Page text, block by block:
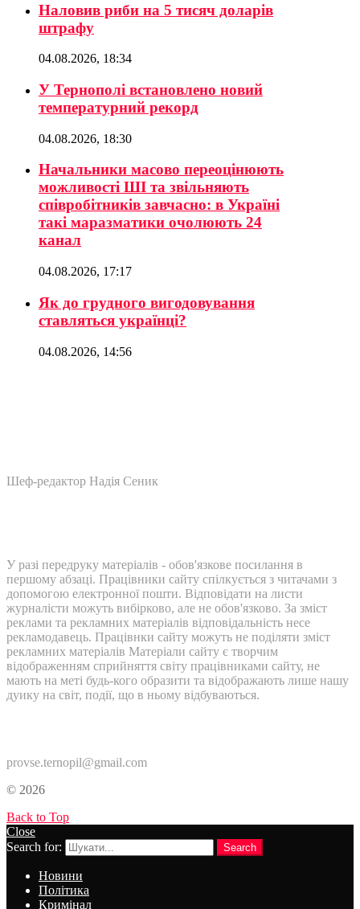
Наловив риби на 5 тисяч доларів
штрафу
04.08.2026, 18:34
У Тернополі встановлено новий
температурний рекорд
04.08.2026, 18:30
Начальники масово переоцінюють
можливості ШІ та звільняють
співробітників завчасно: в Україні
такі маразматики очолюють 24
канал
04.08.2026, 17:17
Як до грудного вигодовування
ставляться українці?
04.08.2026, 14:56
Шеф-редактор Надія Сеник
У разі передруку матеріалів - обов'язкове посилання в
першому абзаці. Працівники сайту спілкується з читачами з
допомогою електронної пошти. Відповідати на листи
журналісти можуть вибірково, але не обов'язково. За зміст
реклами та рекламних матеріалів відповідальність несе
рекламодавець. Працівнки сайту можуть не поділяти зміст
рекламних матеріалів Матеріали сайту є творчим
відображенням сприйняття світу працівниками сайту, не
мають на меті будь-кого образити та відображають лише нашу
дуику на світ, події, що в ньому відбуваються.
provse.ternopil@gmail.com
© 2026
Back to Top
Close
Search for:
Search
Новини
Політика
Кримінал